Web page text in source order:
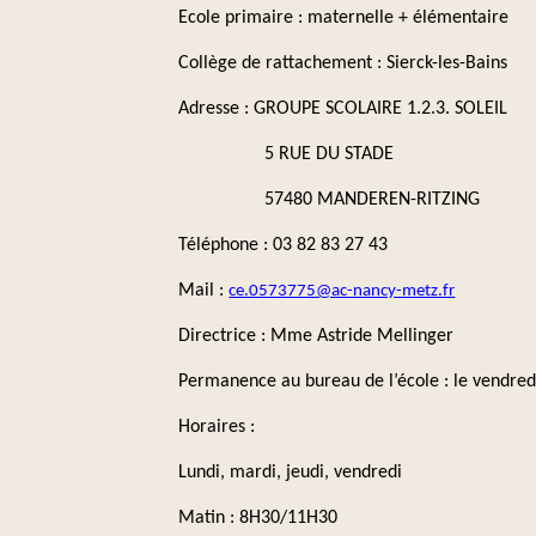
Ecole primaire : maternelle + élémentaire
Collège de rattachement : Sierck-les-Bains
Adresse : GROUPE SCOLAIRE 1.2.3. SOLEIL
5 RUE DU STADE
57480 MANDEREN-RITZING
Téléphone : 03 82 83 27 43
Mail :ce.0573775@ac-nancy-metz.fr
Directrice : Mme Astride Mellinger
Permanence au bureau de l’école : le vendred
Horaires :
Lundi, mardi, jeudi, vendredi
Matin : 8H30/11H30